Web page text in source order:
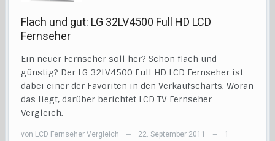
Flach und gut: LG 32LV4500 Full HD LCD
Fernseher
Ein neuer Fernseher soll her? Schön flach und
günstig? Der LG 32LV4500 Full HD LCD Fernseher ist
dabei einer der Favoriten in den Verkaufscharts. Woran
das liegt, darüber berichtet LCD TV Fernseher
Vergleich.
von LCD Fernseher Vergleich — 22. September 2011 —
1